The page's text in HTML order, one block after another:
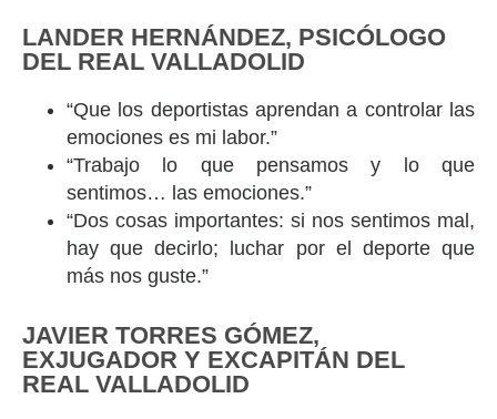
LANDER HERNÁNDEZ, PSICÓLOGO
DEL REAL VALLADOLID
“Que los deportistas aprendan a controlar las
emociones es mi labor.”
“Trabajo lo que pensamos y lo que
sentimos… las emociones.”
“Dos cosas importantes: si nos sentimos mal,
hay que decirlo; luchar por el deporte que
más nos guste.”
JAVIER TORRES GÓMEZ,
EXJUGADOR Y EXCAPITÁN DEL
REAL VALLADOLID